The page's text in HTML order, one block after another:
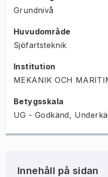
Grundnivå
Huvudområde
Sjöfartsteknik
Institution
MEKANIK OCH
Betygsskala
UG - Godkänd,
Innehåll på sidan